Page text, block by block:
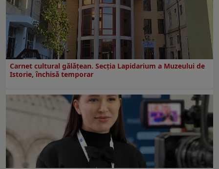
Carnet cultural gălăţean. Secţia Lapidarium a Muzeului de
Istorie, închisă temporar